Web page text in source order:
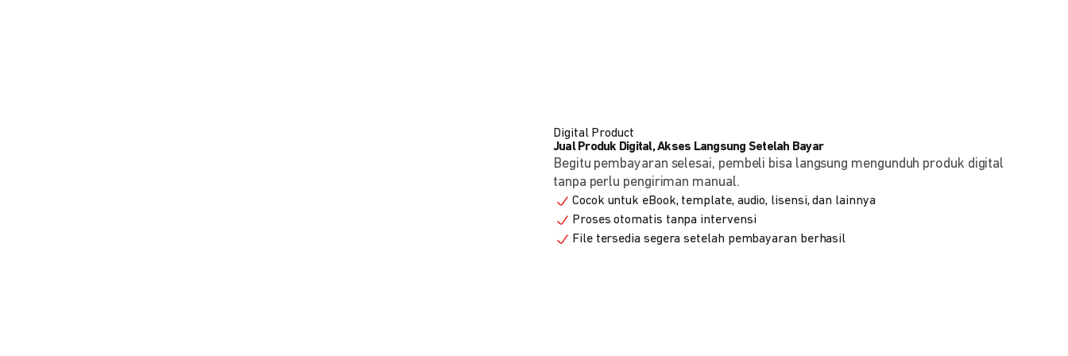
Digital Product
Jual Produk Digital, Akses Langsung Setelah Bayar
Begitu pembayaran selesai, pembeli bisa langsung mengunduh produk digital
tanpa perlu pengiriman manual.
Cocok untuk eBook, template, audio, lisensi, dan lainnya
Proses otomatis tanpa intervensi
File tersedia segera setelah pembayaran berhasil